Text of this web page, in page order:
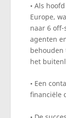
• Als
Europe,
naar 6 off-
agenten
het
• Een
financiële